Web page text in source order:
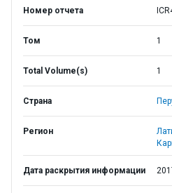
Номер отчета
Том 1
Total Volume(s) 1
Страна
Регион
Дата раскрытия информации